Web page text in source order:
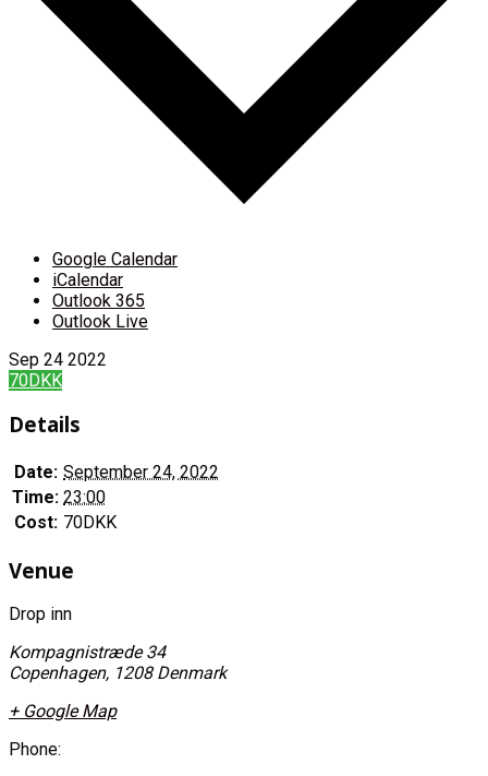
Google Calendar
iCalendar
Outlook 365
Outlook Live
Sep 24 2022
70DKK
Details
Date: September 24, 2022
Time: 23:00
Cost: 70DKK
Venue
Drop inn
Kompagnistræde 34
Copenhagen, 1208 Denmark
+ Google Map
Phone: